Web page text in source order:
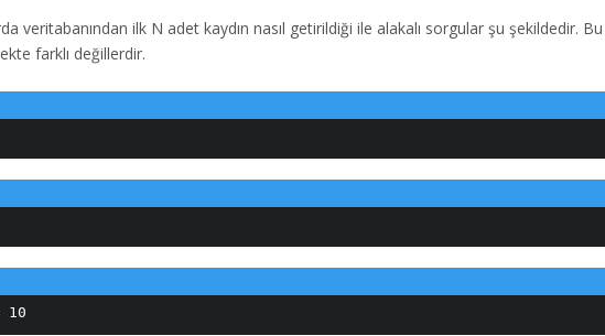
veritabanından ilk N adet kaydın nasıl getirildiği ile alakalı sorgular şu şekildedir. Bu
farklı değillerdir.
10